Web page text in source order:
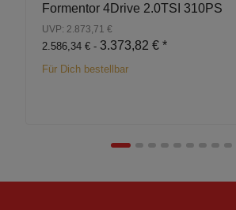
Formentor 4Drive 2.0TSI 310PS
UVP: 2.873,71 €
2.586,34 € - 3.373,82 € *
Für Dich bestellbar